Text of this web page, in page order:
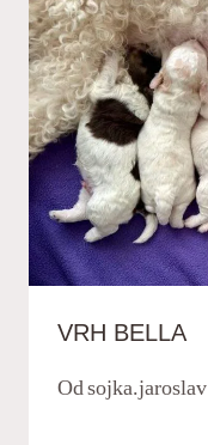
VRH BELLA
Odsojka.jaroslav